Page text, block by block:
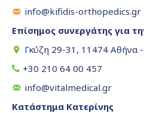
info@kifidis-orthopedics.gr
Επίσημος συνεργάτης για
Γκύζη 29-31, 11474 Αθήνα
+30 210 64 00 457
info@vitalmedical.gr
Κατάστημα Κατερίνης